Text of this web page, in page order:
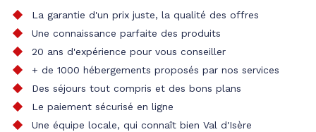
La garantie d'un prix juste, la qualité des offres
Une connaissance parfaite des produits
20 ans d'expérience pour vous conseiller
+ de 1000 hébergements proposés par nos services
Des séjours tout compris et des bons plans
Le paiement sécurisé en ligne
Une équipe locale, qui connaît bien Val d'Isère